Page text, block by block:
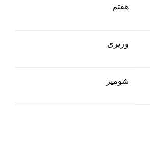
هفتم
وزیری
شومیز